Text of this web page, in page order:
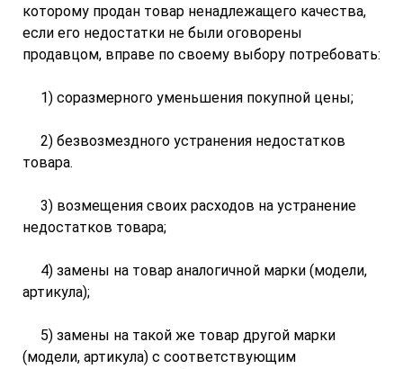
которому продан товар ненадлежащего качества,
если его недостатки не были оговорены
продавцом, вправе по своему выбору потребовать:
1) соразмерного уменьшения покупной цены;
2) безвозмездного устранения недостатков
товара.
3) возмещения своих расходов на устранение
недостатков товара;
4) замены на товар аналогичной марки (модели,
артикула);
5) замены на такой же товар другой марки
(модели, артикула) с соответствующим